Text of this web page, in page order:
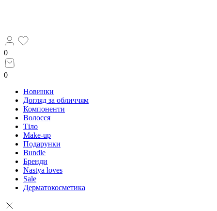
0
0
Новинки
Догляд за обличчям
Компоненти
Волосся
Тіло
Make-up
Подарунки
Bundle
Бренди
Nastya loves
Sale
Дерматокосметика